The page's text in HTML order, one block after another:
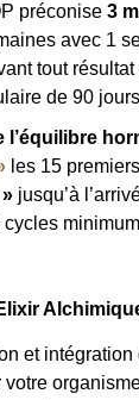
préconise 3
avec 1
tout
de 90
l’équilibre
les 15
jusqu’à
et